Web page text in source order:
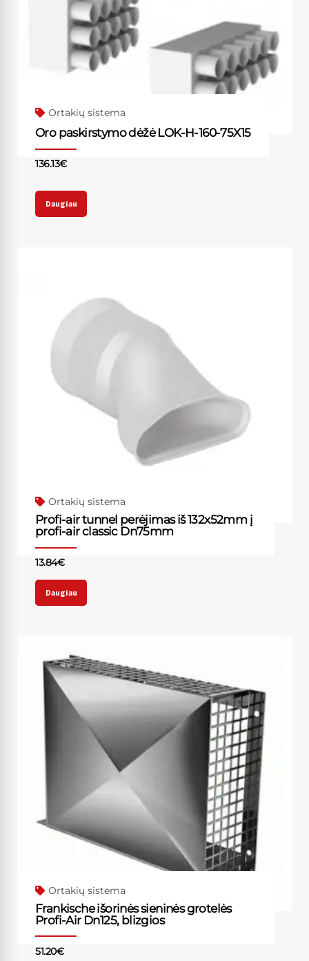
Ortakių sistema
Oro paskirstymo dėžė LOK-H-160-75X15
136.13€
Daugiau
Ortakių sistema
Profi-air tunnel perėjimas iš 132x52mm į
profi-air classic Dn75mm
13.84€
Daugiau
Ortakių sistema
Frankische išorinės sieninės grotelės
Profi-Air Dn125, blizgios
51.20€